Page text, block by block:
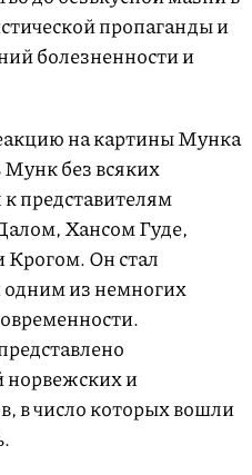
пропаганды и
болезненности и
на картины Мунка
Мунк без всяких
представителям
Хансом Гуде,
Крогом. Он стал
из немногих
норвежских и
в число которых вошли